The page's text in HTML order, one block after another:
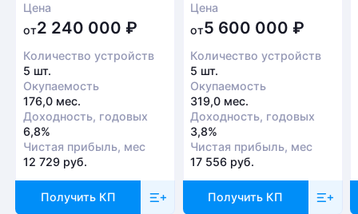
Цена
от2 240 000 ₽
Количество устройств
5 шт.
Окупаемость
176,0 мес.
Доходность, годовых
6,8%
Чистая прибыль, мес
12 729 руб.
Получить КП
Цена
от5 600 000₽
Количество устройств
5 шт.
Окупаемость
319,0 мес.
Доходность, годовых
3,8%
Чистая прибыль, мес
17 556 руб.
Получить КП